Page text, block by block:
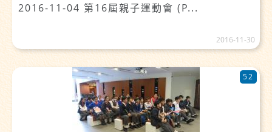
2016-11-04 第16屆親子運動會 (P...
2016-11-30
52